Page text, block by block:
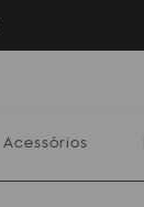
Acessórios